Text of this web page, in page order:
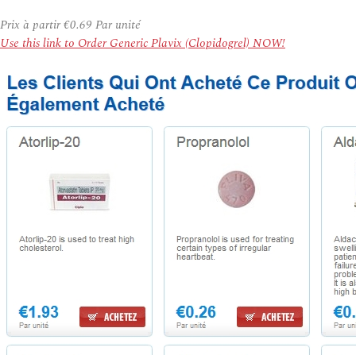
Prix à partir€0.69 Par unité
Use this link to Order Generic Plavix (Clopidogrel) NOW!